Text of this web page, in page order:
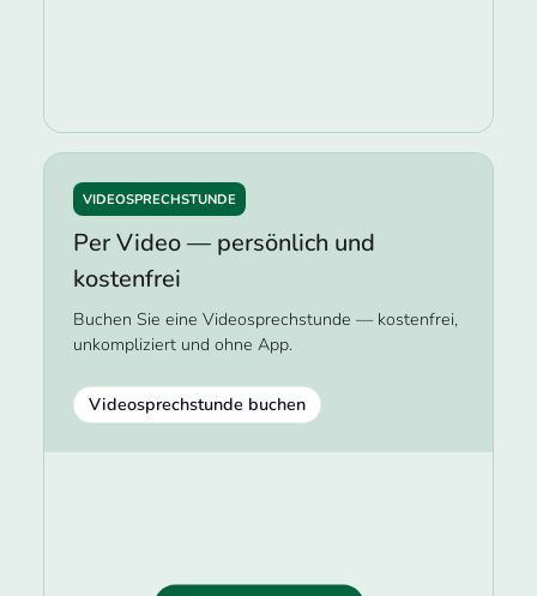
VIDEOSPRECHSTUNDE
Per Video — persönlich und
kostenfrei
Buchen Sie eine Videosprechstunde — kostenfrei,
unkompliziert und ohne App.
Videosprechstunde buchen